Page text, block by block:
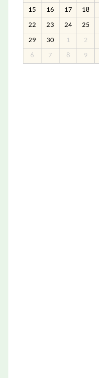
15 16 17 18
22 23 24 25
29 30 1 2
6 7 8 9